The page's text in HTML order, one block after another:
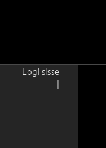
Logi sisse
|